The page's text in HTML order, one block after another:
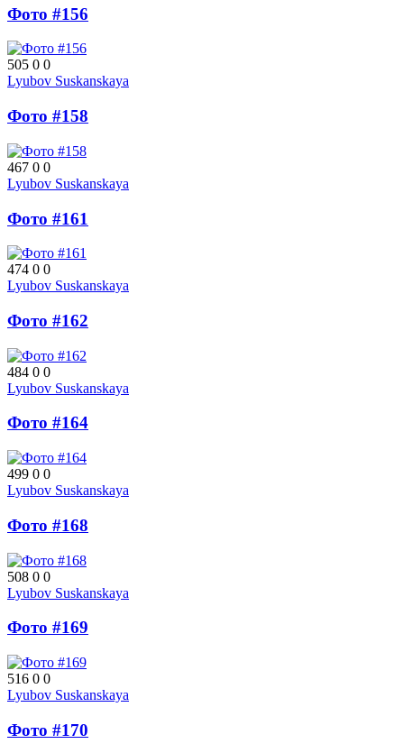
Фото #156
505 0 0
Lyubov Suskanskaya
Фото #158
467 0 0
Lyubov Suskanskaya
Фото #161
474 0 0
Lyubov Suskanskaya
Фото #162
484 0 0
Lyubov Suskanskaya
Фото #164
499 0 0
Lyubov Suskanskaya
Фото #168
508 0 0
Lyubov Suskanskaya
Фото #169
516 0 0
Lyubov Suskanskaya
Фото #170